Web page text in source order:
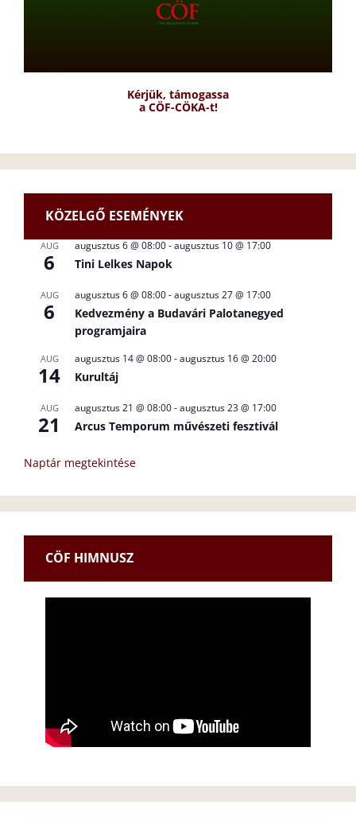
Kérjük, támogassa
a CÖF-CÖKA-t!
KÖZELGŐ ESEMÉNYEK
AUG
6
augusztus 6 @ 08:00-augusztus 10 @ 17:00
Tini Lelkes Napok
AUG
6
augusztus 6 @ 08:00-augusztus 27 @ 17:00
Kedvezmény a Budavári Palotanegyed
programjaira
AUG
14
augusztus 14 @ 08:00-augusztus 16 @ 20:00
Kurultáj
AUG
21
augusztus 21 @ 08:00-augusztus 23 @ 17:00
Arcus Temporum művészeti fesztivál
Naptár megtekintése
CÖF HIMNUSZ